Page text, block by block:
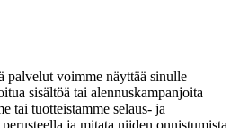
palvelut voimme näyttää sinulle
sisältöä tai alennuskampanjoita
tai tuotteistamme selaus- ja
ja mitata niiden onnistumista.